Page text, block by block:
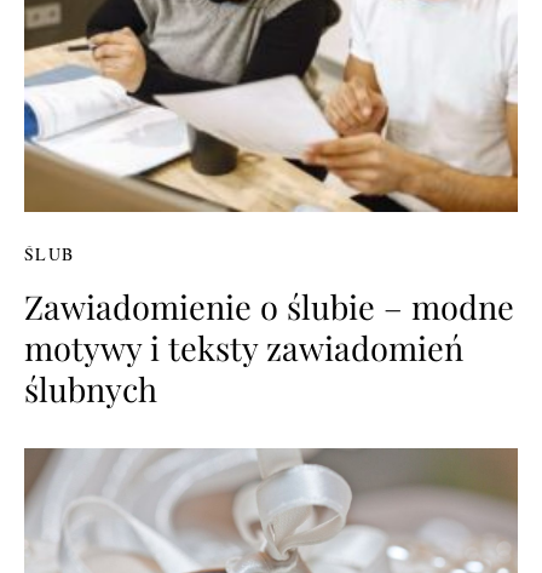
ŚLUB
Zawiadomienie o ślubie – modne
motywy i teksty zawiadomień
ślubnych